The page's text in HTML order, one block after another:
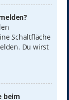
Schaltfläche
Du wirst
beim